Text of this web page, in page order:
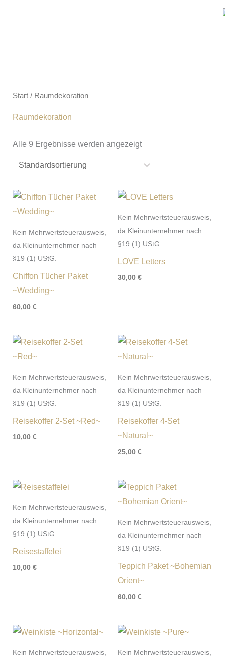
Start/ Raumdekoration
Raumdekoration
Alle 9 Ergebnisse werden angezeigt
Kein Mehrwertsteuerausweis,
da Kleinunternehmer nach
§19 (1) UStG.
Chiffon Tücher Paket
~Wedding~
60,00 €
Kein Mehrwertsteuerausweis,
da Kleinunternehmer nach
§19 (1) UStG.
LOVE Letters
30,00 €
Kein Mehrwertsteuerausweis,
da Kleinunternehmer nach
§19 (1) UStG.
Reisekoffer 2-Set ~Red~
10,00 €
Kein Mehrwertsteuerausweis,
da Kleinunternehmer nach
§19 (1) UStG.
Reisekoffer 4-Set
~Natural~
25,00 €
Kein Mehrwertsteuerausweis,
da Kleinunternehmer nach
§19 (1) UStG.
Reisestaffelei
10,00 €
Kein Mehrwertsteuerausweis,
da Kleinunternehmer nach
§19 (1) UStG.
Teppich Paket ~Bohemian
Orient~
60,00 €
Kein Mehrwertsteuerausweis,
Kein Mehrwertsteuerausweis,